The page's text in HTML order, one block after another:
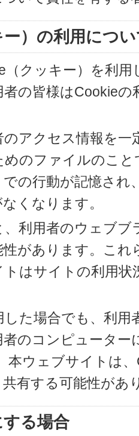
）の利用につ
（クッキー）を利
の皆様はCookie
アクセス情報を
のファイルのこ
の行動が記憶さ
くなります。
利用者のウェブ
があります。こ
はサイトの利用
た場合でも、利用
者のコンピュータ
本ウェブサイトは
有する可能性があ
る場合